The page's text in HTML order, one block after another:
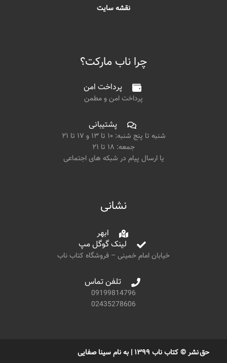
نقشه سایت
چرا ناب مارکت؟
پرداخت امن
پرداخت امن و مطمن
پشتیبانی
شنبه تا پنج شنبه: ۱۰ تا ۱۳ و ۱۷ تا ۲۱
جمعه: ۱۸ تا ۲۱
یا ارسال پیام در شبکه های اجتماعی
نشانی
ابهر
لینک گوگل مپ
خیابان امام خمینی – فروشگاه کتاب ناب
تلفن تماس
09199814796
02435278606
حق نشر © کتاب ناب ۱۳۹۹ | به نام سینا صفایی